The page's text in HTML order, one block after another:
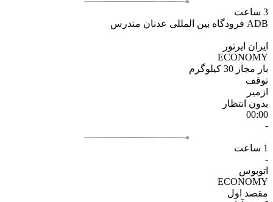
3 ساعت
ADB فرودگاه بین المللی عدنان مندرس
ایران ایرتور
ECONOMY
بار مجاز 30 کیلوگرم
توقف
ازمیر
بدون انتظار
00:00
-
1 ساعت
-
اتوبوس
ECONOMY
مقصد اول